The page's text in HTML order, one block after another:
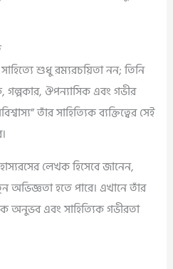
শুধু রম্যরচয়িতা নন; তিনি
গল্পকার, ঔপন্যাসিক এবং গভীর
তাঁর সাহিত্যিক ব্যক্তিত্বের সেই
লেখক হিসেবে জানেন,
হতে পারে। এখানে তাঁর
অনুভব এবং সাহিত্যিক গভীরতা